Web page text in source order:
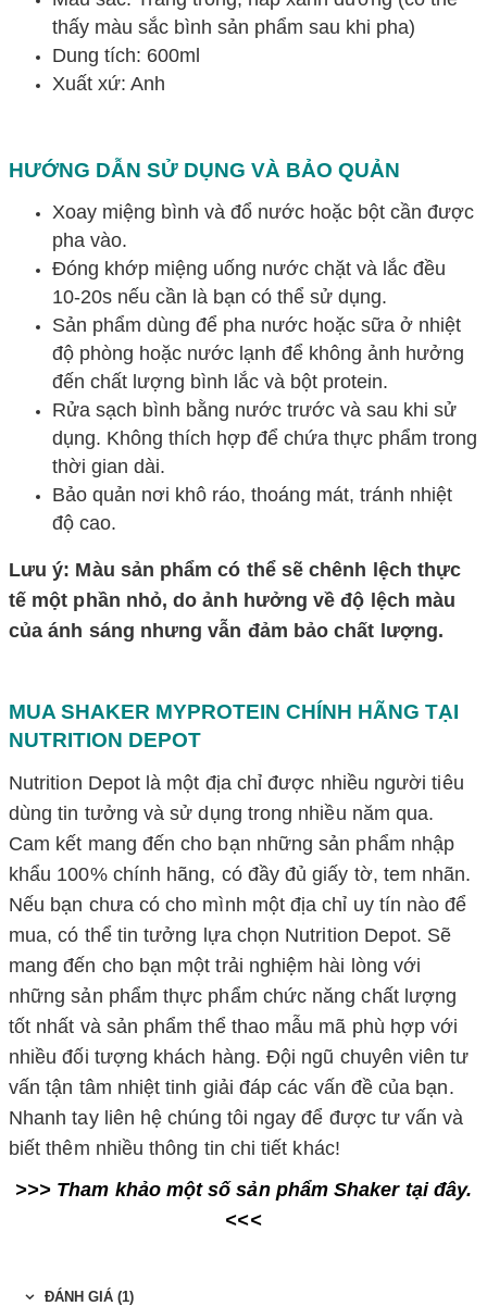
thấy màu sắc bình sản phẩm sau khi pha)
Dung tích: 600ml
Xuất xứ: Anh
HƯỚNG DẪN SỬ DỤNG VÀ BẢO QUẢN
Xoay miệng bình và đổ nước hoặc bột cần được
pha vào.
Đóng khớp miệng uống nước chặt và lắc đều
10-20s nếu cần là bạn có thể sử dụng.
Sản phẩm dùng để pha nước hoặc sữa ở nhiệt
độ phòng hoặc nước lạnh để không ảnh hưởng
đến chất lượng bình lắc và bột protein.
Rửa sạch bình bằng nước trước và sau khi sử
dụng. Không thích hợp để chứa thực phẩm trong
thời gian dài.
Bảo quản nơi khô ráo, thoáng mát, tránh nhiệt
độ cao.
Lưu ý: Màu sản phẩm có thể sẽ chênh lệch thực
tế một phần nhỏ, do ảnh hưởng về độ lệch màu
của ánh sáng nhưng vẫn đảm bảo chất lượng.
MUA SHAKER MYPROTEIN CHÍNH HÃNG TẠI
NUTRITION DEPOT
Nutrition Depot là một địa chỉ được nhiều người tiêu
dùng tin tưởng và sử dụng trong nhiều năm qua.
Cam kết mang đến cho bạn những sản phẩm nhập
khẩu 100% chính hãng, có đầy đủ giấy tờ, tem nhãn.
Nếu bạn chưa có cho mình một địa chỉ uy tín nào để
mua, có thể tin tưởng lựa chọn Nutrition Depot. Sẽ
mang đến cho bạn một trải nghiệm hài lòng với
những sản phẩm thực phẩm chức năng chất lượng
tốt nhất và sản phẩm thể thao mẫu mã phù hợp với
nhiều đối tượng khách hàng. Đội ngũ chuyên viên tư
vấn tận tâm nhiệt tinh giải đáp các vấn đề của bạn.
Nhanh tay liên hệ chúng tôi ngay để được tư vấn và
biết thêm nhiều thông tin chi tiết khác!
>>> Tham khảo một số sản phẩm Shaker tại đây.
<<<
ĐÁNH GIÁ (1)